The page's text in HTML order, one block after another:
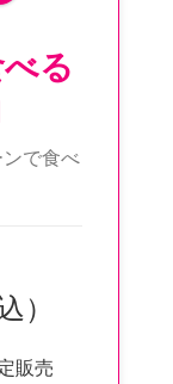
る
で食べ
）
販売